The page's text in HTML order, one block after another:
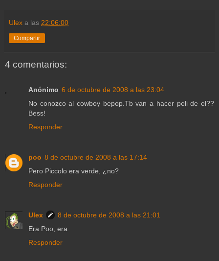
Ulex a las 22:06:00
Compartir
4 comentarios:
Anónimo 6 de octubre de 2008 a las 23:04
No conozco al cowboy bepop.Tb van a hacer peli de el??
Bess!
Responder
poo 8 de octubre de 2008 a las 17:14
Pero Piccolo era verde, ¿no?
Responder
Ulex
8 de octubre de 2008 a las 21:01
Era Poo, era
Responder